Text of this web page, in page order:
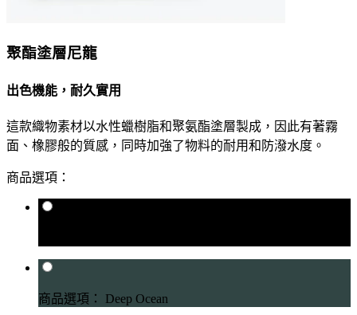
聚酯塗層尼龍
出色機能，耐久實用
這款織物素材以水性蠟樹脂和聚氨酯塗層製成，因此有著霧
面、橡膠般的質感，同時加強了物料的耐用和防潑水度。
商品選項：
商品選項： Deep Ocean